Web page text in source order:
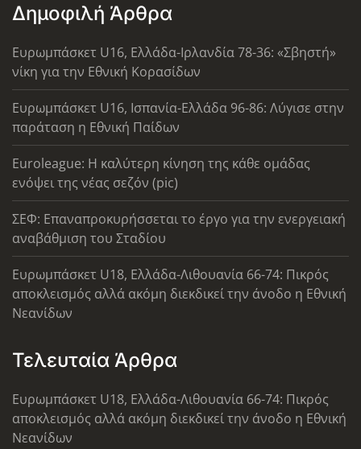
Δημοφιλή Άρθρα
Ευρωμπάσκετ U16, Ελλάδα-Ιρλανδία 78-36: «Σβηστή»
νίκη για την Εθνική Κορασίδων
Ευρωμπάσκετ U16, Ισπανία-Ελλάδα 96-86: Λύγισε στην
παράταση η Εθνική Παίδων
Euroleague: Η καλύτερη κίνηση της κάθε ομάδας
ενόψει της νέας σεζόν (pic)
ΣΕΦ: Επαναπροκυρήσσεται το έργο για την ενεργειακή
αναβάθμιση του Σταδίου
Ευρωμπάσκετ U18, Ελλάδα-Λιθουανία 66-74: Πικρός
αποκλεισμός αλλά ακόμη διεκδικεί την άνοδο η Εθνική
Νεανίδων
Τελευταία Άρθρα
Ευρωμπάσκετ U18, Ελλάδα-Λιθουανία 66-74: Πικρός
αποκλεισμός αλλά ακόμη διεκδικεί την άνοδο η Εθνική
Νεανίδων